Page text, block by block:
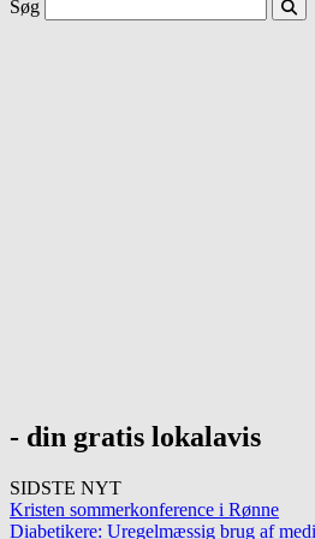
Søg
- din gratis lokalavis
SIDSTE NYT
Kristen sommerkonference i Rønne
Diabetikere: Uregelmæssig brug af